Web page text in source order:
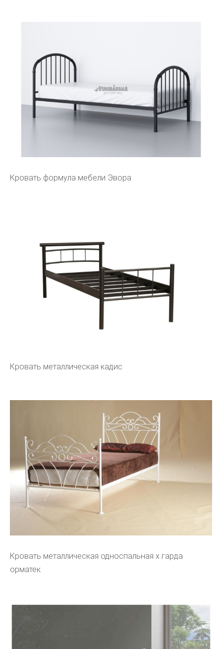
Кровать формула мебели Эвора
Кровать металлическая кадис
Кровать металлическая односпальная х гарда
орматек